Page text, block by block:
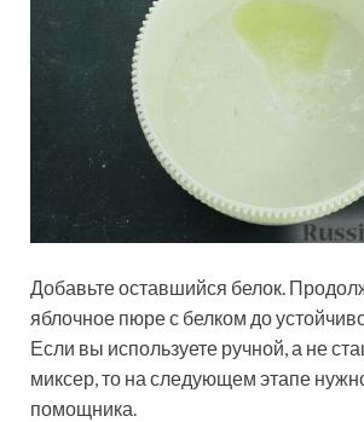
Добавьте оставшийся белок.
яблочное пюре с белком до
Если вы используете ручной, а не
миксер, то на следующем этапе
помощника.